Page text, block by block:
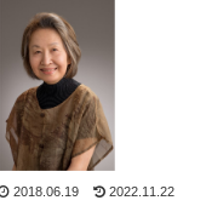
2018.06.19 2022.11.22